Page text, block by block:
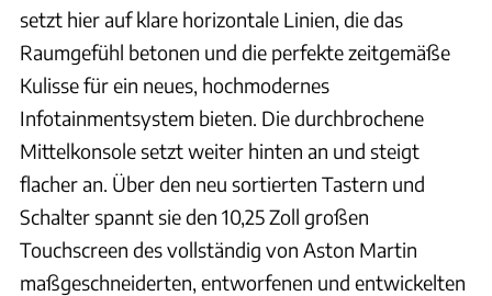
setzt hier auf klare horizontale Linien, die das
Raumgefühl betonen und die perfekte zeitgemäße
Kulisse für ein neues, hochmodernes
Infotainmentsystem bieten. Die durchbrochene
Mittelkonsole setzt weiter hinten an und steigt
flacher an. Über den neu sortierten Tastern und
Schalter spannt sie den 10,25 Zoll großen
Touchscreen des vollständig von Aston Martin
maßgeschneiderten, entworfenen und entwickelten